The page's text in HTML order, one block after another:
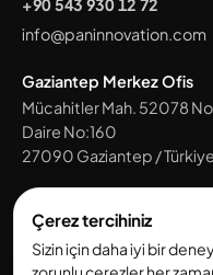
info@paninnovation.com
Gaziantep Merkez Ofis
Mücahitler Mah. 52078
Daire No:160
27090 Gaziantep /Türkiye
Tüm ofislerimizi gör →
Çerez tercihiniz
Sizin için daha iyi bir